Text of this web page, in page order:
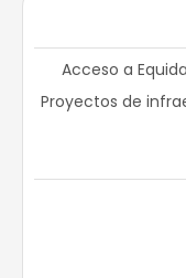
Acceso a
Proyectos de